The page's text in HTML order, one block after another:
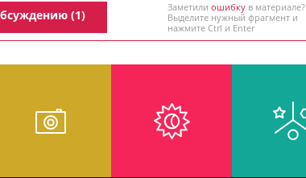
(1)
Заметили ошибку в материале?
Выделите нужный фрагмент и
нажмите Ctrl и Enter